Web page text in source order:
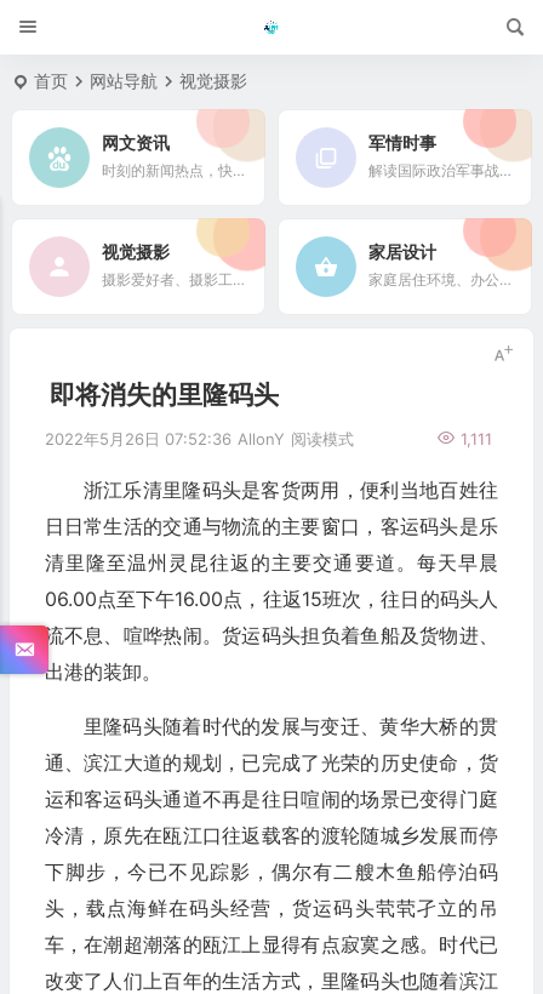
首页 网站导航 视觉摄影
网文资讯
时刻的新闻热点，快速了解它们的最新进展
军情时事
解读国际政治军事战略格局
视觉摄影
摄影爱好者、摄影工作者及摄影行业信息
家居设计
家庭居住环境、办公场所、公共空间陈设风格以设计搭配
即将消失的里隆码头
2022年5月26日 07:52:36 AllonY 1,111
阅读模式
浙江乐清里隆码头是客货两用，便利当地百姓往
日日常生活的交通与物流的主要窗口，客运码头是乐
清里隆至温州灵昆往返的主要交通要道。每天早晨
06.00点至下午16.00点，往返15班次，往日的码头人
流不息、喧哗热闹。货运码头担负着鱼船及货物进、
出港的装卸。
里隆码头随着时代的发展与变迁、黄华大桥的贯
通、滨江大道的规划，已完成了光荣的历史使命，货
运和客运码头通道不再是往日喧闹的场景已变得门庭
冷清，原先在瓯江口往返载客的渡轮随城乡发展而停
下脚步，今已不见踪影，偶尔有二艘木鱼船停泊码
头，载点海鲜在码头经营，货运码头茕茕孑立的吊
车，在潮超潮落的瓯江上显得有点寂寞之感。时代已
改变了人们上百年的生活方式，里隆码头也随着滨江